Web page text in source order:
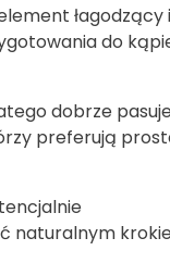
łagodzący i
do
dobrze
preferują
naturalnym